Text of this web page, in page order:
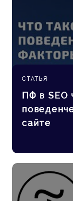
СТАТЬЯ
ПФ в SEO
сайте